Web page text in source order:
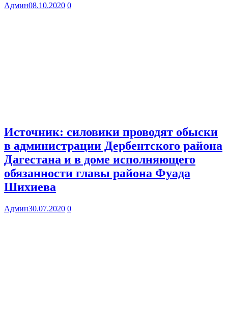
Админ08.10.2020 0
Источник: силовики проводят обыски
в администрации Дербентского района
Дагестана и в доме исполняющего
обязанности главы района Фуада
Шихиева
Админ30.07.2020 0